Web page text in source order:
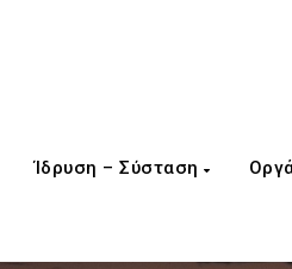
Ίδρυση – Σύσταση